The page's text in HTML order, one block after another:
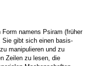
namens Psiram (früher
Sie gibt sich einen basis-
manipulieren und zu
Zeilen zu lesen, die